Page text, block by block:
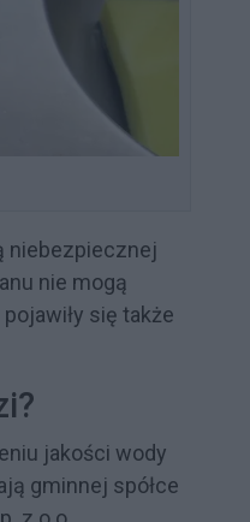
niebezpiecznej
nie mogą
się także
jakości wody
gminnej spółce